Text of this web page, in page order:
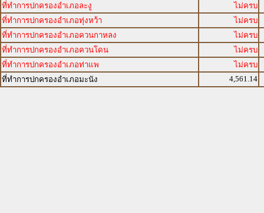
ที่ทำการปกครองอำเภอละงู
ไม่ครบ
ที่ทำการปกครองอำเภอทุ่งหว้า
ไม่ครบ
ที่ทำการปกครองอำเภอควนกาหลง
ไม่ครบ
ที่ทำการปกครองอำเภอควนโดน
ไม่ครบ
ที่ทำการปกครองอำเภอท่าแพ
ไม่ครบ
ที่ทำการปกครองอำเภอมะนัง
4,561.14